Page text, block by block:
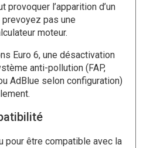
l’apparition d’un
pas une
moteur.
Euro 6, une désactivation
anti-pollution (FAP,
AdBlue selon configuration)
pour être compatible avec la